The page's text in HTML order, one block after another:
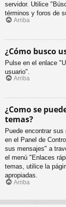
servidor. Utilice
términos y foros de
Arriba
¿Cómo busco
Pulse en el enlace
usuario".
Arriba
¿Como se
temas?
Puede encontrar
en el Panel de
sus mensajes" a
el menú "Enlaces
temas, utilice la
apropiadas.
Arriba